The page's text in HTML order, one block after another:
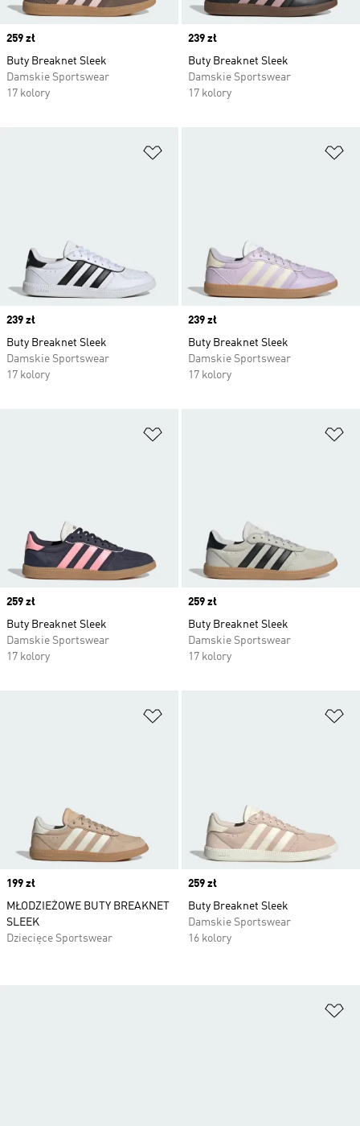
Price
259 zł
Buty Breaknet Sleek
Damskie Sportswear
17 kolory
Price
239 zł
Buty Breaknet Sleek
Damskie Sportswear
17 kolory
Price
239 zł
Buty Breaknet Sleek
Damskie Sportswear
17 kolory
Price
239 zł
Buty Breaknet Sleek
Damskie Sportswear
17 kolory
Price
259 zł
Buty Breaknet Sleek
Damskie Sportswear
17 kolory
Price
259 zł
Buty Breaknet Sleek
Damskie Sportswear
17 kolory
Price
199 zł
MŁODZIEŻOWE BUTY BREAKNET
SLEEK
Dziecięce Sportswear
Price
259 zł
Buty Breaknet Sleek
Damskie Sportswear
16 kolory